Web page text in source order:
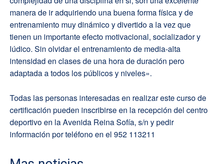
manera de ir adquiriendo una buena forma física y de
entrenamiento muy dinámico y divertido a la vez que
tienen un importante efecto motivacional, socializador y
lúdico. Sin olvidar el entrenamiento de media-alta
intensidad en clases de una hora de duración pero
adaptada a todos los públicos y niveles».
Todas las personas interesadas en realizar este curso de
certificación pueden inscribirse en la recepción del centro
deportivo en la Avenida Reina Sofía, s/n y pedir
información por teléfono en el 952 113211